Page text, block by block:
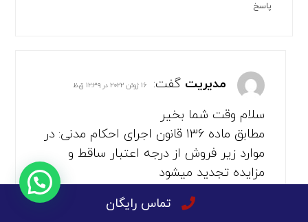
پاسخ
مدیریت گفت: ۱۶ ژوئن ۲۰۲۲ در ۱۲:۳۹ ق.ظ
سلام وقت شما بخیر
مطابق ماده ۱۳۶ قانون اجرای احکام مدنی: در
موارد زیر فروش از درجه اعتبار ساقط و
مزایده تجدید میشود
هرگاه فروش در غیر روز و ساعت معین یا در
غیر محلی که به موجب آگهی تعیین
تماس رایگان